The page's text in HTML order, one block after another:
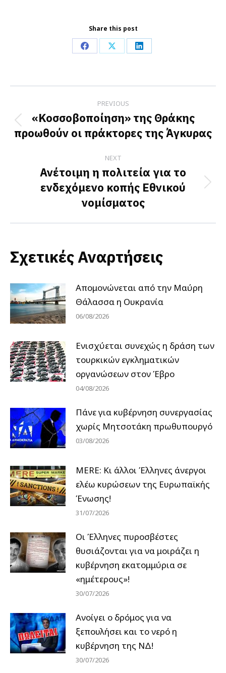
Share this post
Share
Facebook
Share
X
Share
LinkedIn
navigation
PREVIOUS
Previous
post:
«Κοσσοβοποίηση» της Θράκης
προωθούν οι πράκτορες της Άγκυρας
NEXT
Next
post:
Ανέτοιμη η πολιτεία για το
ενδεχόμενο κοπής Εθνικού
νομίσματος
Σχετικές Αναρτήσεις
Απομονώνεται από την Μαύρη
Θάλασσα η Ουκρανία
06/08/2026
Ενισχύεται συνεχώς η δράση των
τουρκικών εγκληματικών
οργανώσεων στον Έβρο
04/08/2026
Πάνε για κυβέρνηση συνεργασίας
χωρίς Μητσοτάκη πρωθυπουργό
03/08/2026
MERE: Κι άλλοι Έλληνες άνεργοι
ελέω κυρώσεων της Ευρωπαϊκής
Ένωσης!
31/07/2026
Οι Έλληνες πυροσβέστες
θυσιάζονται για να μοιράζει η
κυβέρνηση εκατομμύρια σε
«ημέτερους»!
30/07/2026
Ανοίγει ο δρόμος για να
ξεπουλήσει και το νερό η
κυβέρνηση της ΝΔ!
30/07/2026